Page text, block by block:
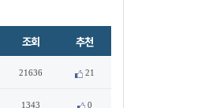
조회 추천
21636 21
1343 0